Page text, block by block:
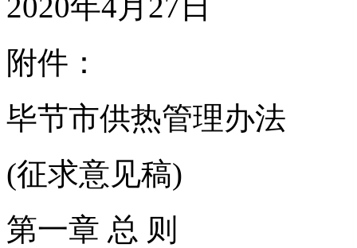
2020年4月27日
附件：
毕节市供热管理办法
(征求意见稿)
第一章 总 则